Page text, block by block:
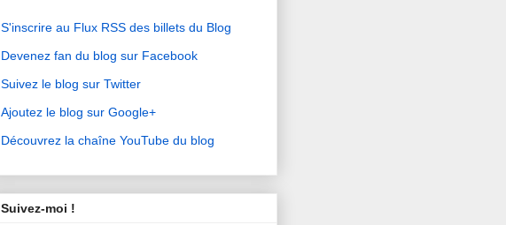
S'inscrire au Flux RSS des billets du Blog
Devenez fan du blog sur Facebook
Suivez le blog sur Twitter
Ajoutez le blog sur Google+
Découvrez la chaîne YouTube du blog
Suivez-moi !